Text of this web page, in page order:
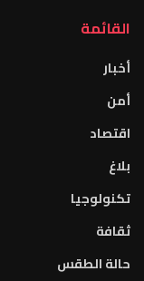
القائمة
أخبار
أمن
اقتصاد
بلاغ
تكنولوجيا
ثقافة
حالة الطقس